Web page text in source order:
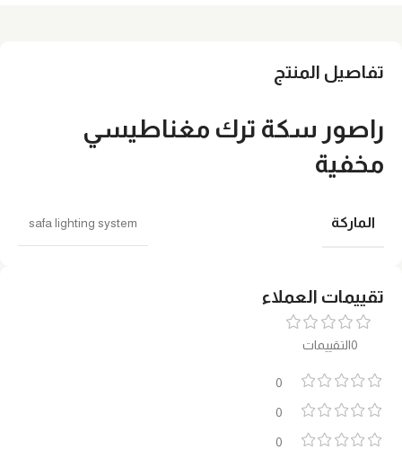
تقييمات العملاء
0التقييمات
0
0
0
تفاصيل المنتج
راصور سكة ترك مغناطيسي
مخفية
الماركة safa lighting system